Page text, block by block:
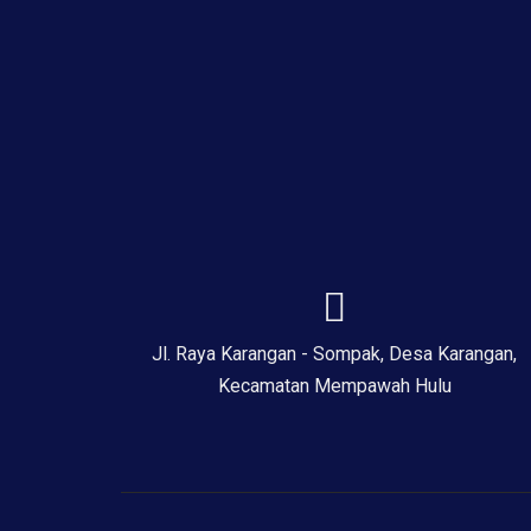
Jl. Raya Karangan - Sompak, Desa Karangan,
Kecamatan Mempawah Hulu